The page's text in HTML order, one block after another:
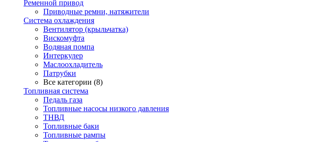
Ременной привод
Приводные ремни, натяжители
Система охлаждения
Вентилятор (крыльчатка)
Вискомуфта
Водяная помпа
Интеркулер
Маслоохладитель
Патрубки
Все категории (8)
Топливная система
Педаль газа
Топливные насосы низкого давления
ТНВД
Топливные баки
Топливные рампы